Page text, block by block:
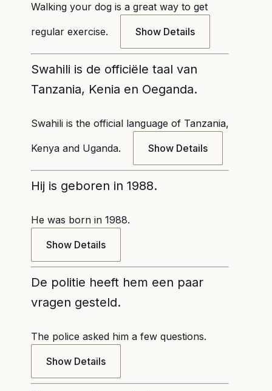
Walking your dog is a great way to get
regular exercise. Show Details
Swahili is de officiële taal van
Tanzania, Kenia en Oeganda.
Swahili is the official language of Tanzania,
Kenya and Uganda. Show Details
Hij is geboren in 1988.
He was born in 1988.
Show Details
De politie heeft hem een paar
vragen gesteld.
The police asked him a few questions.
Show Details